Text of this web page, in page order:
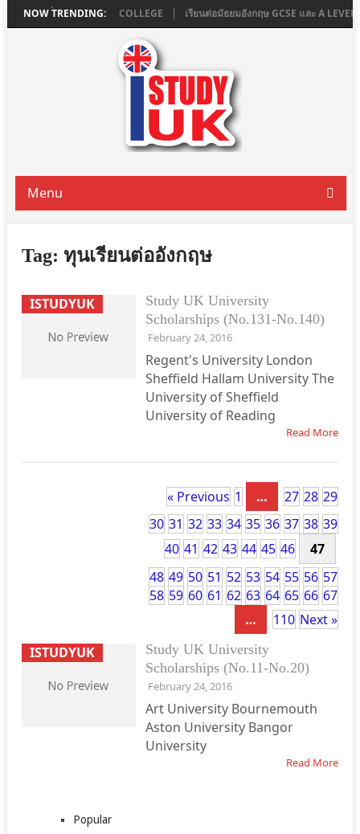
NOW TRENDING:
ที่ ASHBOURNE COLLEGE เรียนต่อมัธยมอังกฤษ GCSE และ A LEVEL
Menu
Tag: ทุนเรียนต่ออังกฤษ
ISTUDYUK
Study UK University
Scholarships (No.131-No.140)
February 24, 2016
Regent's University London
Sheffield Hallam University The
University of Sheffield
University of Reading
Read More
« Previous 1 … 27 28 29
30 31 32 33 34 35 36 37 38 39
40 41 42 43 44 45 46
47
48 49 50 51 52 53 54 55 56 57
58 59 60 61 62 63 64 65 66 67
…
110 Next »
ISTUDYUK
Study UK University
Scholarships (No.11-No.20)
February 24, 2016
Art University Bournemouth
Aston University Bangor
University
Read More
Popular